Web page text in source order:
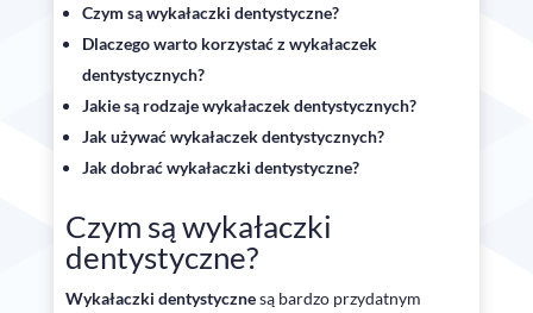
Czym są wykałaczki dentystyczne?
Dlaczego warto korzystać z wykałaczek
dentystycznych?
Jakie są rodzaje wykałaczek dentystycznych?
Jak używać wykałaczek dentystycznych?
Jak dobrać wykałaczki dentystyczne?
Czym są wykałaczki
dentystyczne?
Wykałaczki dentystycznesą bardzo przydatnym